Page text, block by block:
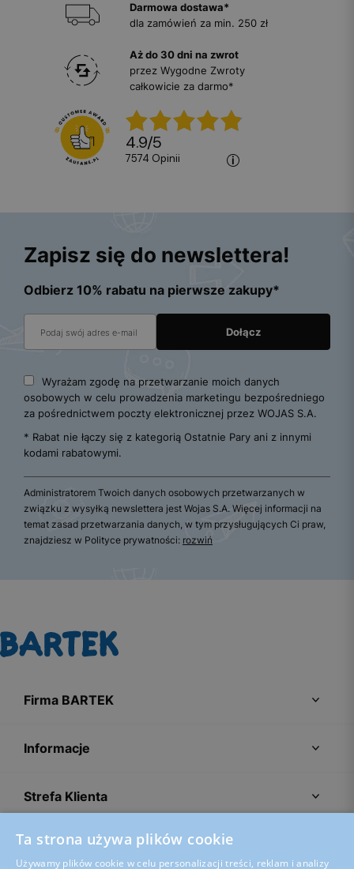
Darmowa dostawa*
dla zamówień za min. 250 zł
Aż do 30 dni na zwrot
przez Wygodne Zwroty
całkowicie za darmo*
4.9/5
7574 opinii
Zapisz się do newslettera!
Odbierz 10% rabatu na pierwsze zakupy*
Wyrażam zgodę na przetwarzanie moich danych
osobowych w celu prowadzenia marketingu bezpośredniego
za pośrednictwem poczty elektronicznej przez WOJAS S.A.
* Rabat nie łączy się z kategorią Ostatnie Pary ani z innymi
kodami rabatowymi.
Administratorem Twoich danych osobowych przetwarzanych w
związku z wysyłką newslettera jest Wojas S.A. Więcej informacji na
temat zasad przetwarzania danych, w tym przysługujących Ci praw,
znajdziesz w Polityce prywatności: rozwiń
Firma BARTEK
Informacje
Strefa Klienta
Porady
Ta strona używa plików cookie
Używamy plików cookie w celu personalizacji treści, reklam i analizy